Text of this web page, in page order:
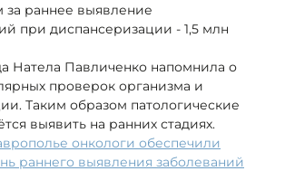
за раннее выявление
при диспансеризации - 1,5 млн
Натела Павличенко напомнила о
проверок организма и
Таким образом патологические
выявить на ранних стадиях.
онкологи обеспечили
раннего выявления заболеваний